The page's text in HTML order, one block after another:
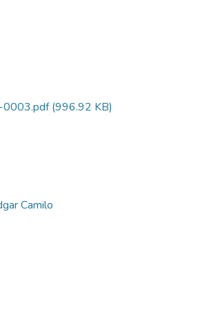
(996.92 KB)
Camilo